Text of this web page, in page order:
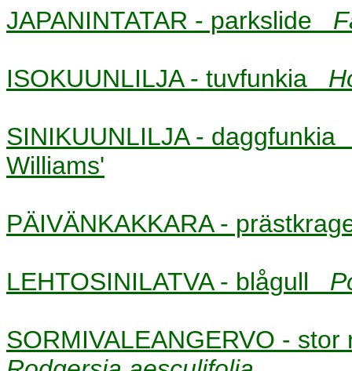
JAPANINTATAR - parkslide
ISOKUUNLILJA - tuvfunkia
SINIKUUNLILJA -
Williams'
PÄIVÄNKAKKARA -
LEHTOSINILATVA - blågull
SORMIVALEANGERVO -